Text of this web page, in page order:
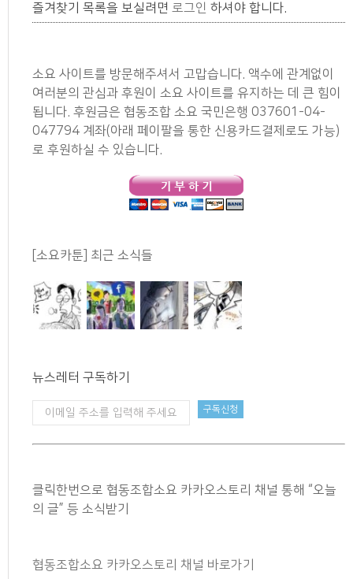
즐겨찾기 목록을 보실려면 로그인 하셔야 합니다.
소요 사이트를 방문해주셔서 고맙습니다. 액수에 관계없이
여러분의 관심과 후원이 소요 사이트를 유지하는 데 큰 힘이
됩니다. 후원금은 협동조합 소요 국민은행 037601-04-
047794 계좌(아래 페이팔을 통한 신용카드결제로도 가능)
로 후원하실 수 있습니다.
[소요카툰] 최근 소식들
뉴스레터 구독하기
클릭한번으로 협동조합소요 카카오스토리 채널 통해 “오늘
의 글” 등 소식받기
협동조합소요 카카오스토리 채널 바로가기